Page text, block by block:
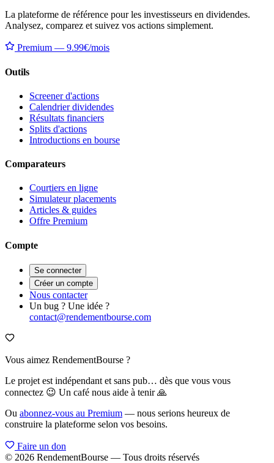
La plateforme de référence pour les investisseurs en dividendes.
Analysez, comparez et suivez vos actions simplement.
Premium — 9.99€/mois
Outils
Screener d'actions
Calendrier dividendes
Résultats financiers
Splits d'actions
Introductions en bourse
Comparateurs
Courtiers en ligne
Simulateur placements
Articles & guides
Offre Premium
Compte
Se connecter
Créer un compte
Nous contacter
Un bug ? Une idée ?
contact@rendementbourse.com
Vous aimez RendementBourse ?
Le projet est indépendant et sans pub… dès que vous vous
connectez 😉 Un café nous aide à tenir 🙏
Ou abonnez-vous au Premium — nous serions heureux de
construire la plateforme selon vos besoins.
Faire un don
© 2026 RendementBourse — Tous droits réservés